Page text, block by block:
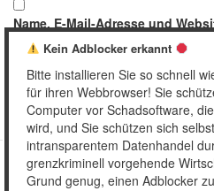
Name, E-Mail-Adresse und
meinen nächsten Kommentar
Copyright © 2026
Kein Adblocker erkannt
Bitte installieren Sie so schnell
für ihren Webbrowser! Sie
Computer vor Schadsoftware,
wird, und Sie schützen sich
intransparentem Datenhandel
grenzkriminell vorgehende
Grund genug, einen Adblocker